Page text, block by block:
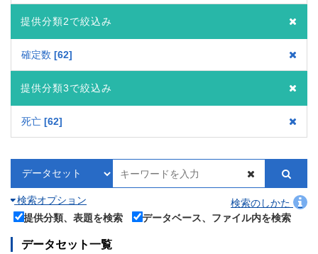
提供分類2で絞込み
確定数 62
提供分類3で絞込み
死亡 62
検索オプション
検索のしかた
提供分類、表題を検索
データベース、ファイル内を検索
データセット一覧